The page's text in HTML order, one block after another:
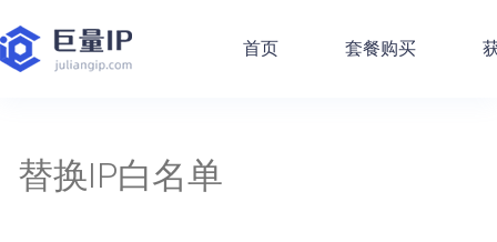
首页 套餐购买
替换IP白名单